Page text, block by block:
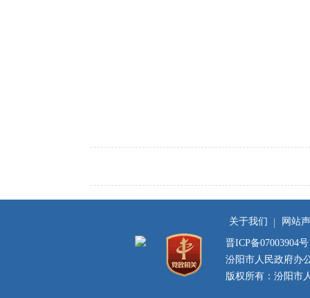
关于我们 网站
晋ICP备07003904号
汾阳市人民政府办
版权所有：汾阳市